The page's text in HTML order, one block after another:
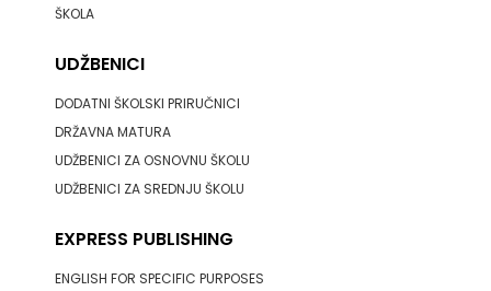
Scriptura
media
j.d.o.o.
SONJA
STEP
ŠKOLA
UDŽBENICI
DODATNI ŠKOLSKI PRIRUČNICI
DRŽAVNA MATURA
UDŽBENICI ZA OSNOVNU ŠKOLU
UDŽBENICI ZA SREDNJU ŠKOLU
EXPRESS PUBLISHING
ENGLISH FOR SPECIFIC PURPOSES